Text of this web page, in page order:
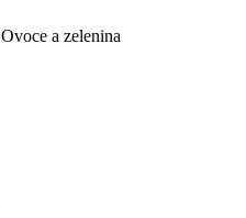
Ovoce a zelenina